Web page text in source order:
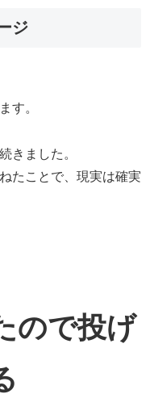
ジ
す。
きました。
たことで、現実は確実
ので投げ